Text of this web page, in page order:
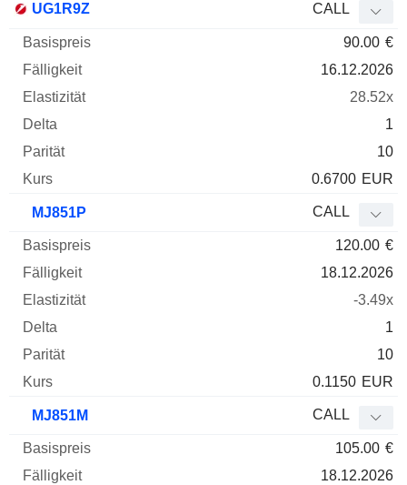
UG1R9Z CALL
90.00 €
16.12.2026
28.52x
1
10
0.6700 EUR
MJ851P CALL
120.00 €
18.12.2026
-3.49x
1
10
0.1150 EUR
MJ851M CALL
105.00 €
18.12.2026